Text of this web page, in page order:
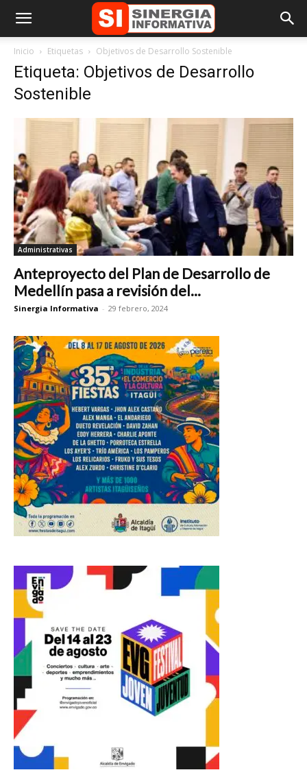
Inicio Etiquetas Objetivos de Desarrollo Sostenible
Etiqueta: Objetivos de Desarrollo
Sostenible
Administrativas
Anteproyecto del Plan de Desarrollo de
Medellín pasa a revisión del...
Sinergia Informativa - 29 febrero, 2024